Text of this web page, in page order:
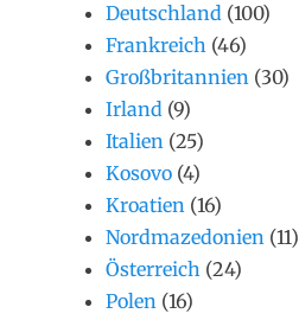
Deutschland (100)
Frankreich (46)
Großbritannien (30)
Irland (9)
Italien (25)
Kosovo (4)
Kroatien (16)
Nordmazedonien (11)
Österreich (24)
Polen (16)